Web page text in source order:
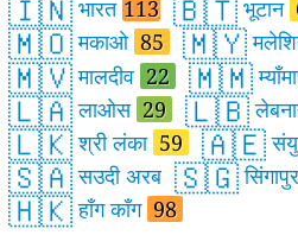
🇮🇳 भारत 113 🇧🇹 भूटान
🇲🇴मकाओ 85 🇲🇾
🇲🇻मालदीव 22 🇲🇲
🇱🇦लाओस 29 🇱🇧
🇱🇰श्री लंका 59 🇦🇪
🇸🇦सउदी अरब 🇸🇬सिंगापुर
🇭🇰हाँग काँग 98